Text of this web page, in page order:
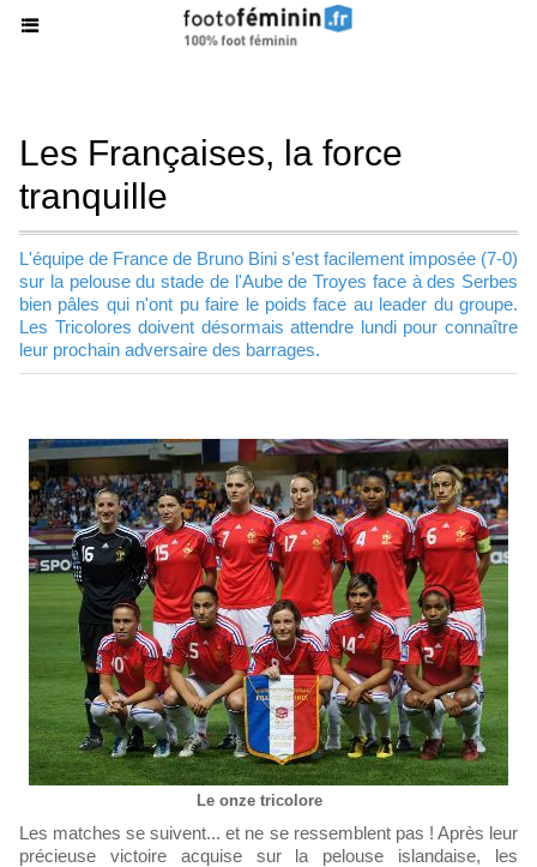
Les Françaises, la force
tranquille
L'équipe de France de Bruno Bini s'est facilement imposée (7-0)
sur la pelouse du stade de l'Aube de Troyes face à des Serbes
bien pâles qui n'ont pu faire le poids face au leader du groupe.
Les Tricolores doivent désormais attendre lundi pour connaître
leur prochain adversaire des barrages.
Le onze tricolore
Les matches se suivent... et ne se ressemblent pas ! Après leur
précieuse victoire acquise sur la pelouse islandaise, les